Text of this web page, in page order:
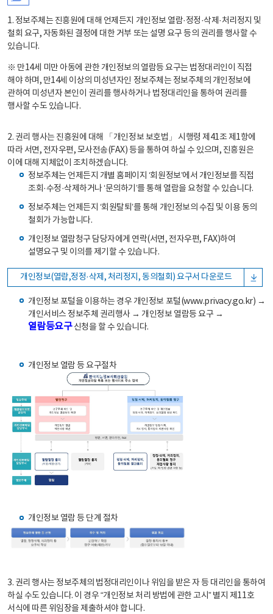
1. 정보주체는 진흥원에 대해 언제든지 개인정보 열람·정정·삭제·처리정지 및
철회 요구, 자동화된 결정에 대한 거부 또는 설명 요구 등의 권리를 행사할 수
있습니다.
※ 만14세 미만 아동에 관한 개인정보의 열람등 요구는 법정대리인이 직접
해야 하며, 만14세 이상의 미성년자인 정보주체는 정보주체의 개인정보에
관하여 미성년자 본인이 권리를 행사하거나 법정대리인을 통하여 권리를
행사할 수도 있습니다.
2. 권리 행사는 진흥원에 대해 「개인정보 보호법」 시행령 제41조 제1항에
따라 서면, 전자우편, 모사전송(FAX) 등을 통하여 하실 수 있으며, 진흥원은
이에 대해 지체없이 조치하겠습니다.
정보주체는 언제든지 개별 홈페이지 ‘회원정보’에서 개인정보를 직접
조회·수정·삭제하거나 ‘문의하기’를 통해 열람을 요청할 수 있습니다.
정보주체는 언제든지 ‘회원탈퇴’를 통해 개인정보의 수집 및 이용 동의
철회가 가능합니다.
개인정보 열람청구 담당자에게 연락(서면, 전자우편, FAX)하여
설명요구 및 이의를 제기할 수 있습니다.
개인정보(열람,정정·삭제, 처리정지, 동의철회) 요구서 다운로드
개인정보 포털을 이용하는 경우 개인정보 포털(www.privacy.go.kr) →
개인서비스 정보주체 권리행사 → 개인정보 열람등 요구 →
열람등요구신청을 할 수 있습니다.
개인정보 열람 등 요구절차
개인정보 열람 등 단계 절차
3. 권리 행사는 정보주체의 법정대리인이나 위임을 받은 자 등 대리인을 통하여
하실 수도 있습니다. 이 경우 “개인정보 처리 방법에 관한 고시” 별지 제11호
서식에 따른 위임장을 제출하셔야 합니다.